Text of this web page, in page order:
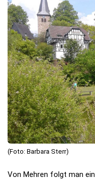
(Foto: Barbara Sterr)
Von Mehren folgt man